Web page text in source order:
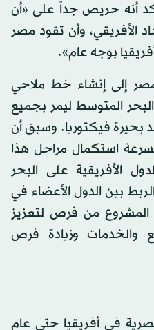
أنه حريص جداً على «أن
الأفريقي، وأن تقود مصر
بوجه عام».
إلى إنشاء خط ملاحي
المتوسط ليمر بجميع
بحيرة فيكتوريا. وسبق أن
استكمال مراحل هذا
الأفريقية على البحر
بين الدول الأعضاء في
المشروع من فرص لتعزيز
والخدمات وزيادة فرص
في أفريقيا حتى عام